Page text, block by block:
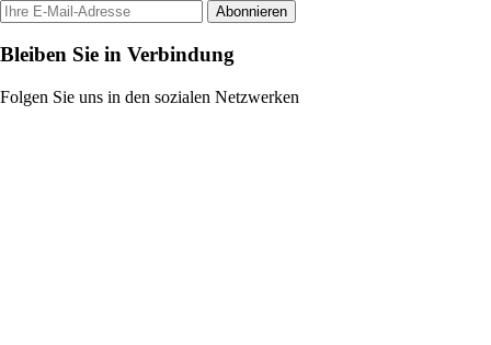
Abonnieren
Bleiben Sie in Verbindung
Folgen Sie uns in den sozialen Netzwerken